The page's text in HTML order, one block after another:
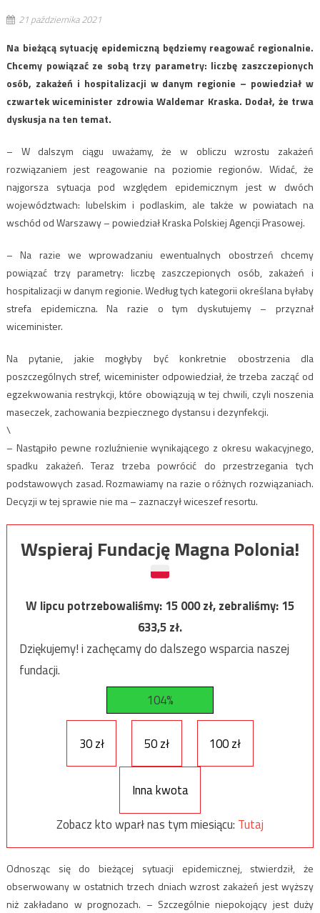
21 października 2021
Na bieżącą sytuację epidemiczną będziemy reagować regionalnie.
Chcemy powiązać ze sobą trzy parametry: liczbę zaszczepionych
osób, zakażeń i hospitalizacji w danym regionie – powiedział w
czwartek wiceminister zdrowia Waldemar Kraska. Dodał, że trwa
dyskusja na ten temat.
– W dalszym ciągu uważamy, że w obliczu wzrostu zakażeń
rozwiązaniem jest reagowanie na poziomie regionów. Widać, że
najgorsza sytuacja pod względem epidemicznym jest w dwóch
województwach: lubelskim i podlaskim, ale także w powiatach na
wschód od Warszawy – powiedział Kraska Polskiej Agencji Prasowej.
– Na razie we wprowadzaniu ewentualnych obostrzeń chcemy
powiązać trzy parametry: liczbę zaszczepionych osób, zakażeń i
hospitalizacji w danym regionie. Według tych kategorii określana byłaby
strefa epidemiczna. Na razie o tym dyskutujemy – przyznał
wiceminister.
Na pytanie, jakie mogłyby być konkretnie obostrzenia dla
poszczególnych stref, wiceminister odpowiedział, że trzeba zacząć od
egzekwowania restrykcji, które obowiązują w tej chwili, czyli noszenia
maseczek, zachowania bezpiecznego dystansu i dezynfekcji.
\
– Nastąpiło pewne rozluźnienie wynikającego z okresu wakacyjnego,
spadku zakażeń. Teraz trzeba powrócić do przestrzegania tych
podstawowych zasad. Rozmawiamy na razie o różnych rozwiązaniach.
Decyzji w tej sprawie nie ma – zaznaczył wiceszef resortu.
Wspieraj Fundację Magna Polonia!
W lipcu potrzebowaliśmy:15 000zł, zebraliśmy:15
633,5zł.
Dziękujemy! i zachęcamy do dalszego wsparcia naszej
fundacji.
104%
30 zł 50 zł 100 zł
Inna kwota
Zobacz kto wparł nas tym miesiącu: Tutaj
Odnosząc się do bieżącej sytuacji epidemicznej, stwierdził, że
obserwowany w ostatnich trzech dniach wzrost zakażeń jest wyższy
niż zakładano w prognozach. – Szczególnie niepokojący jest duży